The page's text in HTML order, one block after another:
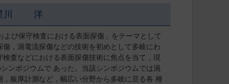
星川 洋
び保守検査における表面探傷」をテーマとして
，渦電流探傷などの技術を初めとして多岐にわ
査などにおける表面探傷技術に焦点を当て，現
ンポジウムで あった。当該シンポジウムでは渦
板厚計測など，幅広い分野から多岐に亘る各 種